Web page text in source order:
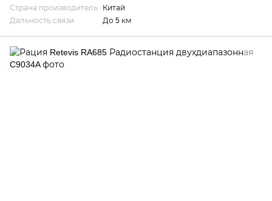
Страна производитель
Китай
Дальность связи
До 5 км